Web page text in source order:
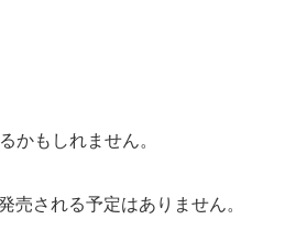
かもしれません。
売される予定はありません。